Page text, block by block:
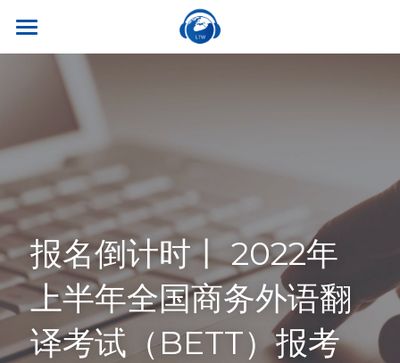
首页
关于我们
名师风采
学校荣誉
考试比赛
合作伙伴
最新资讯
热门课程
英专学硕
英专专硕
英语口译
英语笔译
流利口语
实习就业
实习项目
就业资讯
学习资源
干货讲座
真题系列
双语资料
翻译服务
笔译服务
口译服务
联系我们
报名倒计时丨 2022年
上半年全国商务外语翻
译考试（BETT）报考
商品分类
所有商品分类